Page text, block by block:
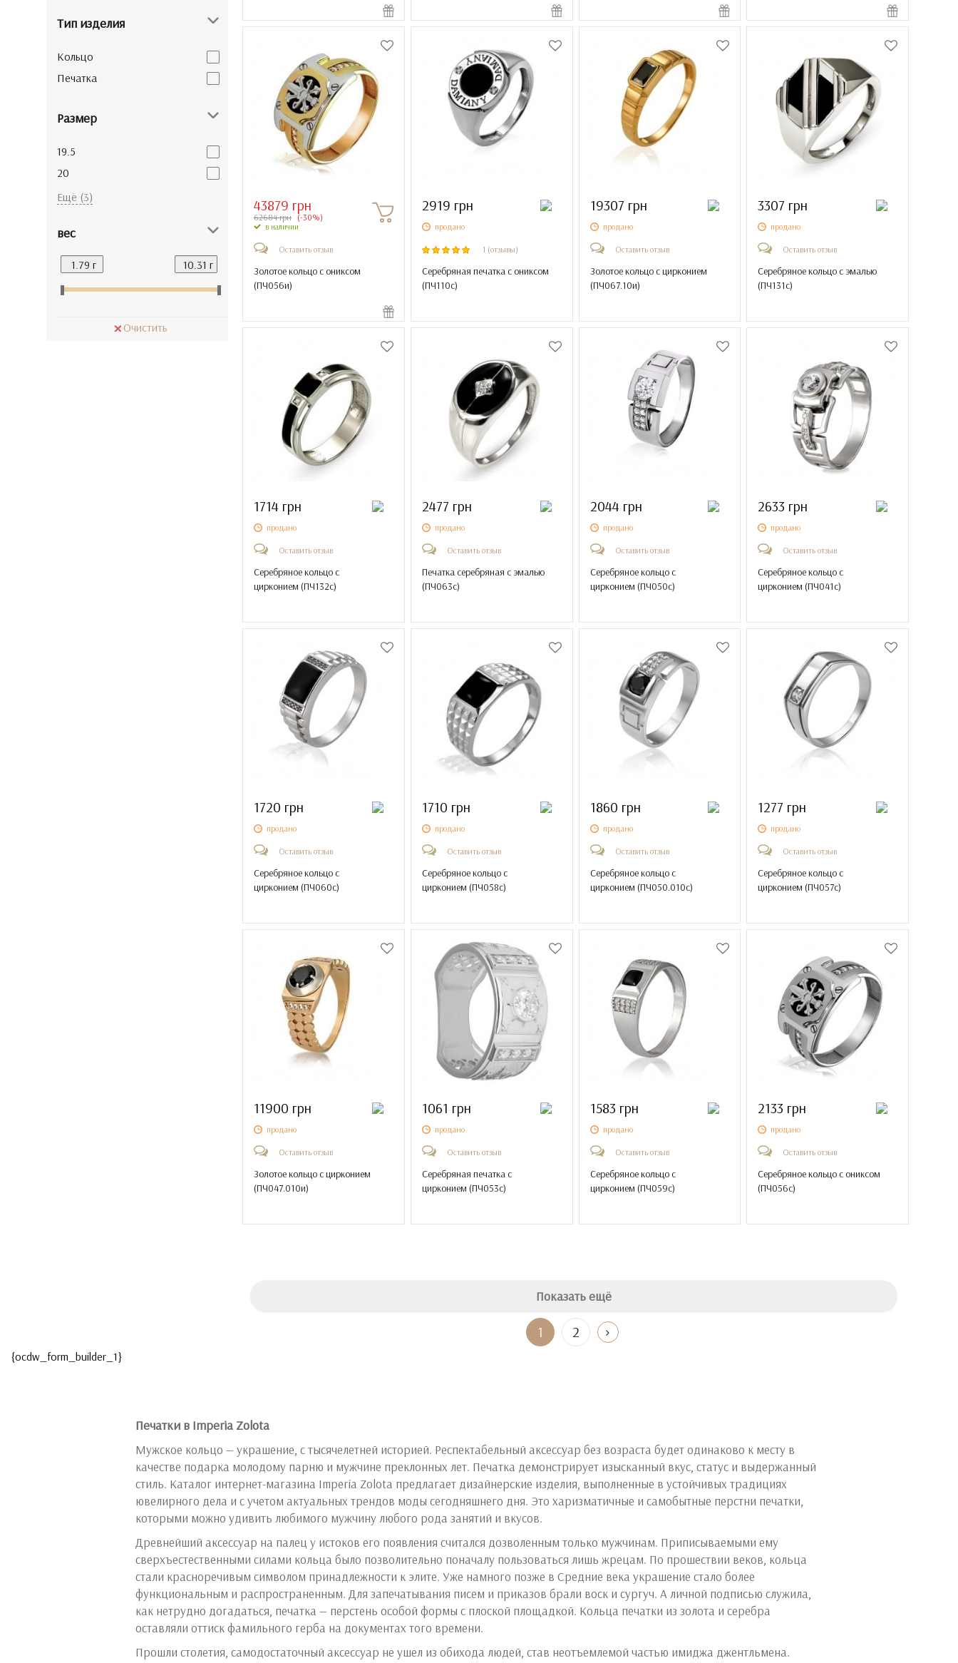
Тип изделия
Кольцо
Печатка
Размер
19.5
20
20.5
22.5
Ещё (3)
вес
Очистить
43879 грн
62684 грн (-30%)
в наличии
Оставить отзыв
Золотое кольцо с ониксом
(ПЧ056и)
2919 грн
продано
1 (отзывы)
Серебряная печатка с ониксом
(ПЧ110с)
19307 грн
продано
Оставить отзыв
Золотое кольцо с цирконием
(ПЧ067.10и)
3307 грн
продано
Оставить отзыв
Серебряное кольцо с эмалью
(ПЧ131с)
1714 грн
продано
Оставить отзыв
Серебряное кольцо с
цирконием (ПЧ132с)
2477 грн
продано
Оставить отзыв
Печатка серебряная с эмалью
(ПЧ063с)
2044 грн
продано
Оставить отзыв
Серебряное кольцо с
цирконием (ПЧ050с)
2633 грн
продано
Оставить отзыв
Серебряное кольцо с
цирконием (ПЧ041с)
1720 грн
продано
Оставить отзыв
Серебряное кольцо с
цирконием (ПЧ060с)
1710 грн
продано
Оставить отзыв
Серебряное кольцо с
цирконием (ПЧ058с)
1860 грн
продано
Оставить отзыв
Серебряное кольцо с
цирконием (ПЧ050.010с)
1277 грн
продано
Оставить отзыв
Серебряное кольцо с
цирконием (ПЧ057с)
11900 грн
продано
Оставить отзыв
Золотое кольцо с цирконием
(ПЧ047.010и)
1061 грн
продано
Оставить отзыв
Серебряная печатка с
цирконием (ПЧ053с)
1583 грн
продано
Оставить отзыв
Серебряное кольцо с
цирконием (ПЧ059с)
2133 грн
продано
Оставить отзыв
Серебряное кольцо с ониксом
(ПЧ056с)
Показать ещё
1 2
{ocdw_form_builder_1}
Печатки в Imperia Zolota
Мужское кольцо — украшение, с тысячелетней историей. Респектабельный аксессуар без возраста будет одинаково к месту в
качестве подарка молодому парню и мужчине преклонных лет. Печатка демонстрирует изысканный вкус, статус и выдержанный
стиль. Каталог интернет-магазина Imperia Zolota предлагает дизайнерские изделия, выполненные в устойчивых традициях
ювелирного дела и с учетом актуальных трендов моды сегодняшнего дня. Это харизматичные и самобытные перстни печатки,
которыми можно удивить любимого мужчину любого рода занятий и вкусов.
Древнейший аксессуар на палец у истоков его появления считался дозволенным только мужчинам. Приписываемыми ему
сверхъестественными силами кольца было позволительно поначалу пользоваться лишь жрецам. По прошествии веков, кольца
стали красноречивым символом принадлежности к элите. Уже намного позже в Средние века украшение стало более
функциональным и распространенным. Для запечатывания писем и приказов брали воск и сургуч. А личной подписью служила,
как нетрудно догадаться, печатка — перстень особой формы с плоской площадкой. Кольца печатки из золота и серебра
оставляли оттиск фамильного герба на документах того времени.
Прошли столетия, самодостаточный аксессуар не ушел из обихода людей, став неотъемлемой частью имиджа джентльмена.